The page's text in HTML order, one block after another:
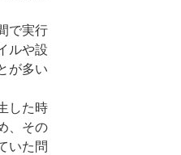
で実行
ルや設
が多い
した時
、その
いた問